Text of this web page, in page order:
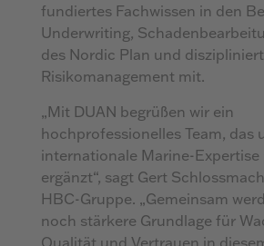
fundiertes Fachwissen in den
Underwriting,
des Nordic Plan und
Risikomanagement mit.
„Mit DUAN begrüßen wir ein
hochprofessionelles Team, das
internationale Marine-Expertise
ergänzt“, sagt Gert
HBC-Gruppe. „Gemeinsam
noch stärkere Grundlage für
Qualität und Vertrauen in